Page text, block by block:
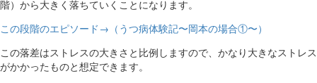
階）から大きく落ちていくことになります。
この段階のエピソード→（うつ病体験記〜岡本の場合①〜）
この落差はストレスの大きさと比例しますので、かなり大きなストレス
がかかったものと想定できます。